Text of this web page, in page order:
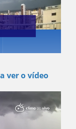
ver o vídeo